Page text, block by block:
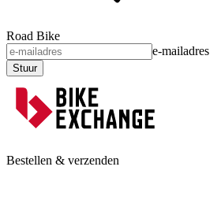
Road Bike
e-mailadres
Stuur
Bestellen & verzenden